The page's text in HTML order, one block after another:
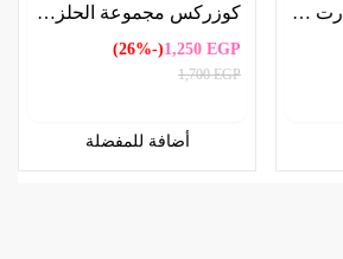
أنوا هارت غسول الهارت ليف الزيتي للتحكم في المسام ، 200مل | Anua Heartleaf Oil Control Cleanser for Pore Control 200ml كوزركس مجموعة الحلزون – 4 قطع | COSRX Snail Set – 4 Pieces
1,250 EGP
(-26%)
1,700EGP
أضافة للمفضلة